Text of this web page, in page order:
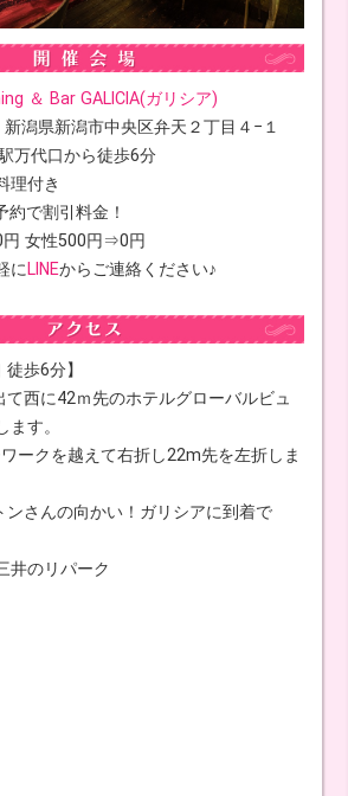
＆ Bar GALICIA(ガリシア)
潟県新潟市中央区弁天２丁目４−１
万代口から徒歩6分
理付き
約で割引料金！
女性500円⇒0円
にLINEからご連絡ください♪
徒歩6分】
て西に42ｍ先のホテルグローバルビュ
ます。
ークを越えて右折し22m先を左折しま
ンさんの向かい！ガリシアに到着で
井のリパーク